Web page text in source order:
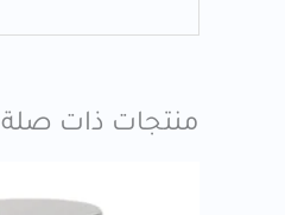
منتجات ذات صلة